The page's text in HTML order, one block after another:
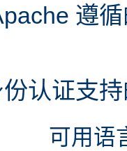
遵
认证支
可用语